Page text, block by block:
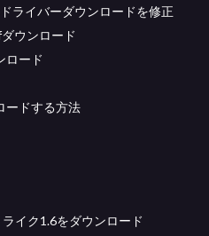
ライバーダウンロードを修正
ウンロード
ロード
ードする方法
イク1.6をダウンロード